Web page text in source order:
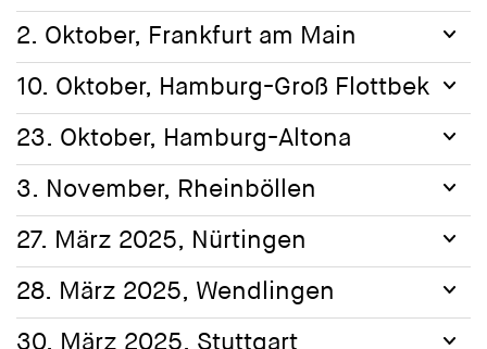
2. Oktober, Frankfurt am Main
10. Oktober, Hamburg-Groß Flottbek
23. Oktober, Hamburg-Altona
3. November, Rheinböllen
27. März 2025, Nürtingen
28. März 2025, Wendlingen
30. März 2025, Stuttgart